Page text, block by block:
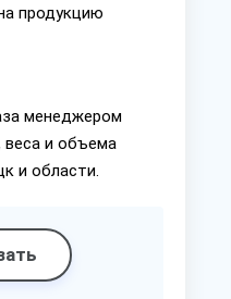
продукцию
менеджером
веса и объема
и области.